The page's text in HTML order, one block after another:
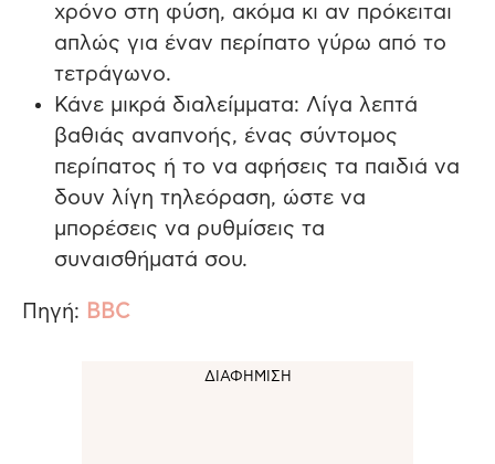
χρόνο στη φύση, ακόμα κι αν πρόκειται
απλώς για έναν περίπατο γύρω από το
τετράγωνο.
Κάνε μικρά διαλείμματα: Λίγα λεπτά
βαθιάς αναπνοής, ένας σύντομος
περίπατος ή το να αφήσεις τα παιδιά να
δουν λίγη τηλεόραση, ώστε να
μπορέσεις να ρυθμίσεις τα
συναισθήματά σου.
Πηγή: BBC